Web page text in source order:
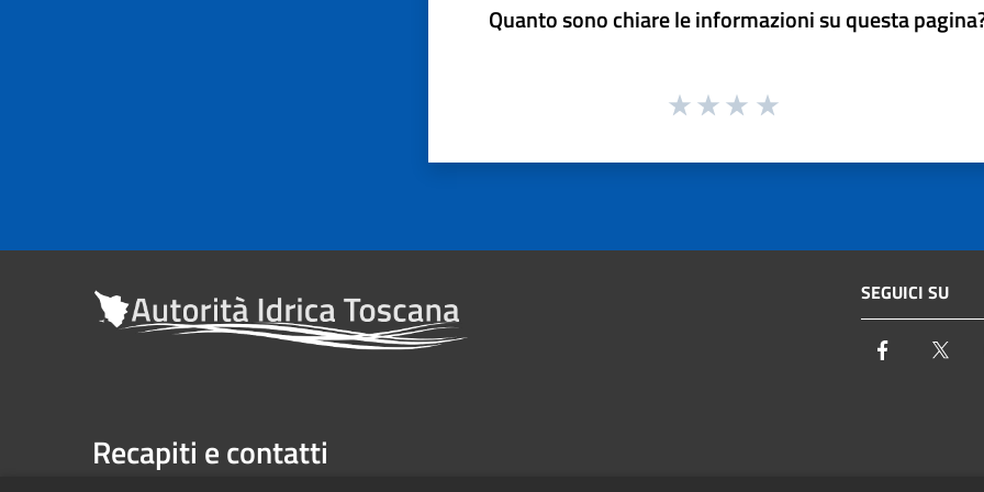
Quanto sono chiare le informazioni su questa
SEGUICI SU
Facebook
Recapiti e contatti